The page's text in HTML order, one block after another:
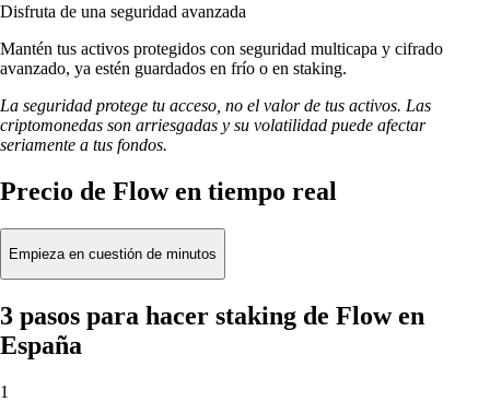
Disfruta de una seguridad avanzada
Mantén tus activos protegidos con seguridad multicapa y cifrado
avanzado, ya estén guardados en frío o en staking.
La seguridad protege tu acceso, no el valor de tus activos. Las
criptomonedas son arriesgadas y su volatilidad puede afectar
seriamente a tus fondos.
Precio de Flow en tiempo real
Empieza en cuestión de minutos
3 pasos para hacer staking de Flow en
España
1